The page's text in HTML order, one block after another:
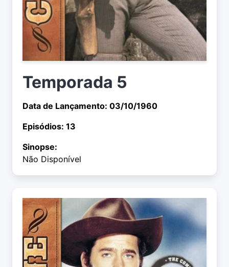
Temporada 5
Data de Lançamento: 03/10/1960
Episódios: 13
Sinopse:
Não Disponível